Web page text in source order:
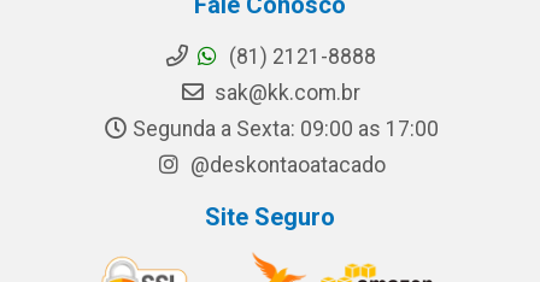
(81) 2121-8888
sak@kk.com.br
Segunda a Sexta: 09:00 as 17:00
@deskontaoatacado
Site Seguro